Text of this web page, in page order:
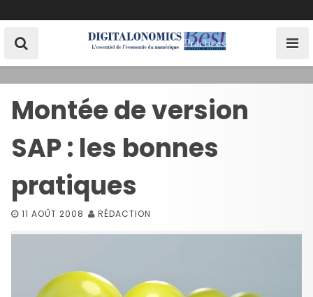
k
Montée de version
SAP : les bonnes
pratiques
11 AOÛT 2008 RÉDACTION